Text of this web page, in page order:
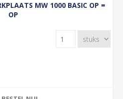
MW 1000 BASIC OP =
OP